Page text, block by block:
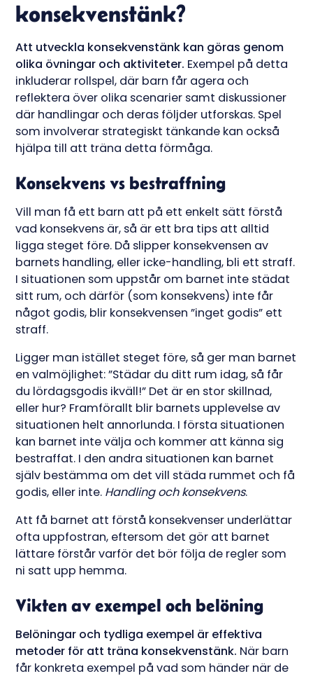
konsekvenstänk?
Att utveckla konsekvenstänk kan göras genom
olika övningar och aktiviteter. Exempel på detta
inkluderar rollspel, där barn får agera och
reflektera över olika scenarier samt diskussioner
där handlingar och deras följder utforskas. Spel
som involverar strategiskt tänkande kan också
hjälpa till att träna detta förmåga.
Konsekvens vs bestraffning
Vill man få ett barn att på ett enkelt sätt förstå
vad konsekvens är, så är ett bra tips att alltid
ligga steget före. Då slipper konsekvensen av
barnets handling, eller icke-handling, bli ett straff.
I situationen som uppstår om barnet inte städat
sitt rum, och därför (som konsekvens) inte får
något godis, blir konsekvensen ”inget godis” ett
straff.
Ligger man istället steget före, så ger man barnet
en valmöjlighet: ”Städar du ditt rum idag, så får
du lördagsgodis ikväll!” Det är en stor skillnad,
eller hur? Framförallt blir barnets upplevelse av
situationen helt annorlunda. I första situationen
kan barnet inte välja och kommer att känna sig
bestraffat. I den andra situationen kan barnet
själv bestämma om det vill städa rummet och få
godis, eller inte. Handling och konsekvens.
Att få barnet att förstå konsekvenser underlättar
ofta uppfostran, eftersom det gör att barnet
lättare förstår varför det bör följa de regler som
ni satt upp hemma.
Vikten av exempel och belöning
Belöningar och tydliga exempel är effektiva
metoder för att träna konsekvenstänk. När barn
får konkreta exempel på vad som händer när de